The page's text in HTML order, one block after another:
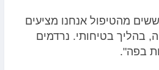
מהטיפול אנחנו מציעים
בהליך בטיחותי. נרדמים
בפה".